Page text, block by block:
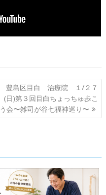
豊島区目白 治療院 １/２７
(日)第３回目白ちょっちゅ歩こ
う会〜雑司が谷七福神巡り〜